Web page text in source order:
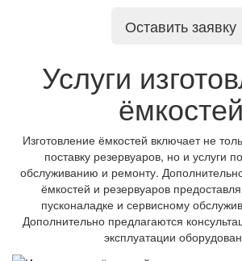
Оставить заявку
Услуги
ёмкостей
Изготовление ёмкостей включает не
поставку резервуаров, но и услуги
обслуживанию и ремонту.
ёмкостей и резервуаров
пусконаладке и сервисному
Дополнительно предлагаются
эксплуатации